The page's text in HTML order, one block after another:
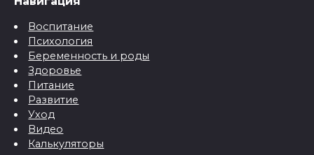
Воспитание
Психология
Беременность и роды
Здоровье
Питание
Развитие
Уход
Видео
Калькуляторы